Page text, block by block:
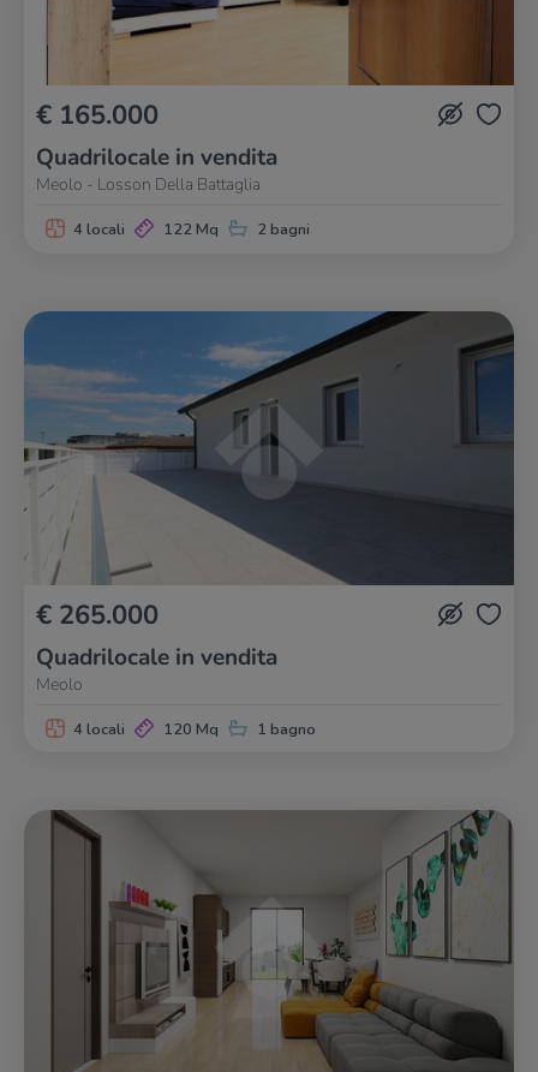
€ 165.000
Quadrilocale in vendita
Meolo - Losson Della Battaglia
4 locali 122 Mq 2 bagni
€ 265.000
Quadrilocale in vendita
Meolo
4 locali 120 Mq 1 bagno